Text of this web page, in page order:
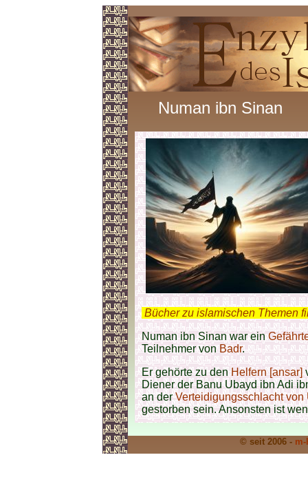
Numan ibn Sinan
Bücher zu islamischen Themen
Numan ibn Sinanwar ein
Teilnehmer vonBadr.
Er gehörte zu denHelfern [ansar]
Diener der Banu Ubayd ibn Adi
an derVerteidigungsschlacht von
gestorben sein. Ansonsten ist
© seit 2006 -